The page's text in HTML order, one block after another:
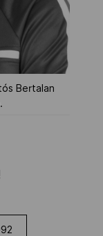
Bertalan